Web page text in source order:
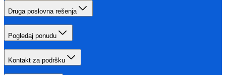
Druga poslovna rešenja
Pogledaj ponudu
Kontakt za podršku